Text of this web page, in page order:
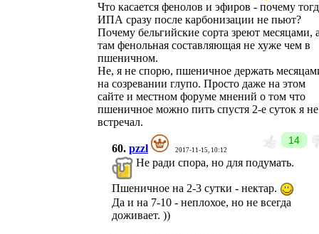
Что касается фенолов и эфиров - почему
ИПА сразу после карбонизации не пьют?
Почему бельгийские сорта зреют месяцами,
там фенольная составляющая не хуже чем в
пшеничном.
Не, я не спорю, пшеничное держать
на созревании глупо. Просто даже на этом
сайте и местном форуме мнений о том что
пшеничное можно пить спустя 2-е суток я не
встречал.
14
60. pzzl 2017-11-15, 10:12
Не ради спора, но для подумать.
Пшеничное на 2-3 сутки - нектар.
Да и на 7-10 - неплохое, но не всегда
доживает. ))